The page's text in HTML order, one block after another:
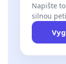
Napište
silnou